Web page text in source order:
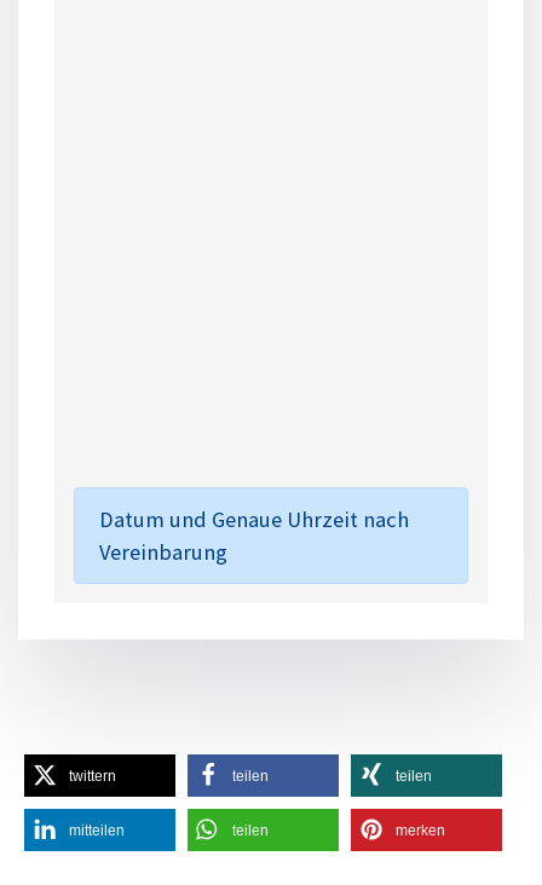
Datum und Genaue Uhrzeit nach
Vereinbarung
twittern teilen teilen
mitteilen teilen merken